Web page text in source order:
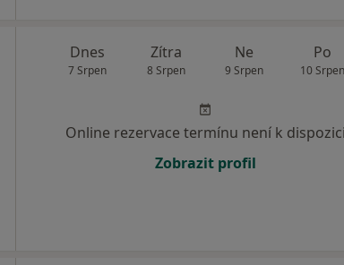
Dnes
7 Srpen
Zítra
8 Srpen
Ne
9 Srpen
Po
10
Online rezervace termínu není k
Zobrazit profil